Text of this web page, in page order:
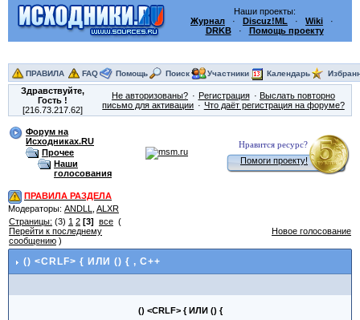
Наши проекты:
Журнал · Discuz!ML · Wiki ·
DRKB· Помощь проекту
ПРАВИЛА FAQ Помощь Поиск Участники Календарь
Здравствуйте,
Гость!
[216.73.217.62]
Не авторизованы? Регистрация
Выслать повторно
письмо для активации
Что даёт регистрация на форуме?
Форум на
Исходниках.RU
Прочее
Наши
голосования
Нравится ресурс?
Помоги проекту!
ПРАВИЛА РАЗДЕЛА
Модераторы: ANDLL
ALXR
Страницы: (3) 1 2 [3] все (
Перейти к последнему
сообщению )
Новое голосование
() <CRLF> { ИЛИ () { , C++
() <CRLF> { ИЛИ () {